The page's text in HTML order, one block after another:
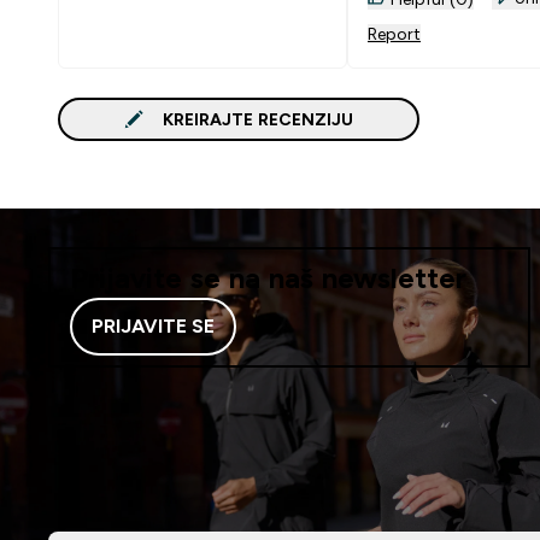
Report
KREIRAJTE RECENZIJU
Prijavite se na naš newsletter
PRIJAVITE SE